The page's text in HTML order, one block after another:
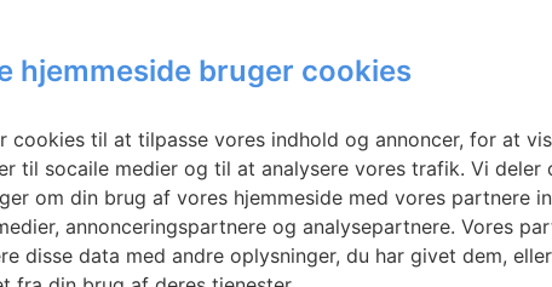
hjemmeside bruger cookies
cookies til at tilpasse vores indhold og annoncer, for at
til socaile medier og til at analysere vores trafik. Vi deler
om din brug af vores hjemmeside med vores partnere
annonceringspartnere og analysepartnere. Vores
disse data med andre oplysninger, du har givet dem,